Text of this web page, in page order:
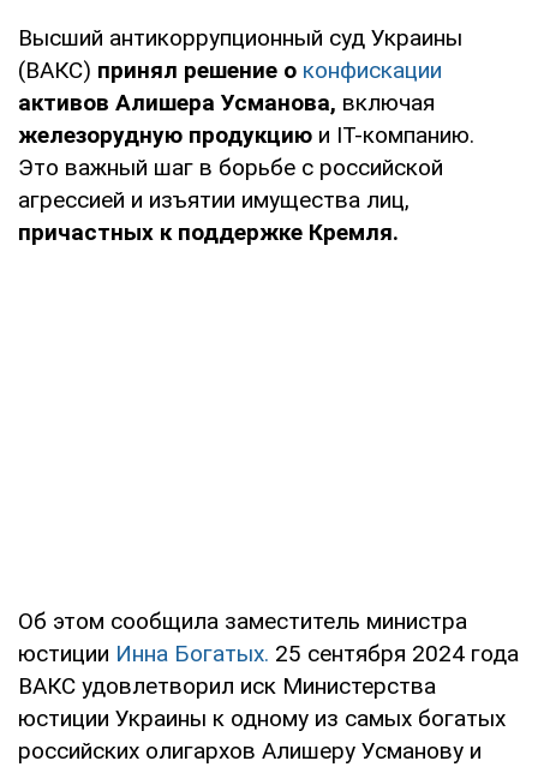
Высший антикоррупционный суд Украины
(ВАКС) принял решение о конфискации
активов Алишера Усманова, включая
железорудную продукцию и IT-компанию.
Это важный шаг в борьбе с российской
агрессией и изъятии имущества лиц,
причастных к поддержке Кремля.
Об этом сообщила заместитель министра
юстиции Инна Богатых. 25 сентября 2024 года
ВАКС удовлетворил иск Министерства
юстиции Украины к одному из самых богатых
российских олигархов Алишеру Усманову и